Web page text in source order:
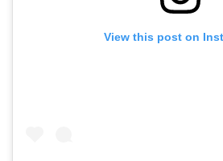
View this post on